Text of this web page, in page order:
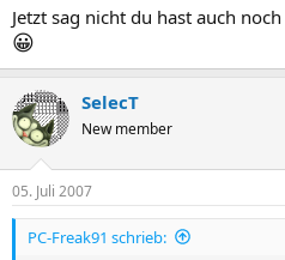
Jetzt sag nicht du hast auch
😀
SelecT
New member
05. Juli 2007
PC-Freak91 schrieb: